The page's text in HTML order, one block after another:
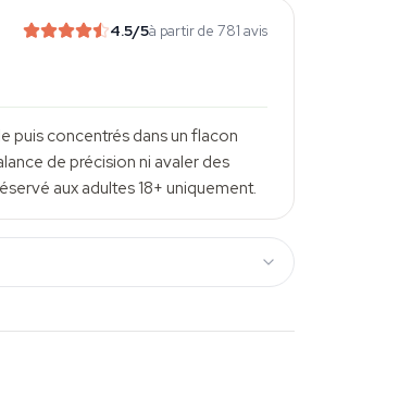
4.5/5à partir de 781 avis
puis concentrés dans un flacon
de précision ni avaler des
aux adultes18+ uniquement.